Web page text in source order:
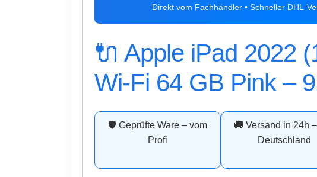
Direkt vom Fachhändler • Schneller DHL-
🔌 Apple iPad 2022
Wi-Fi 64 GB Pink –
🛡️ Geprüfte Ware – vom
Profi
🚚 Versand in 24h
Deutschland